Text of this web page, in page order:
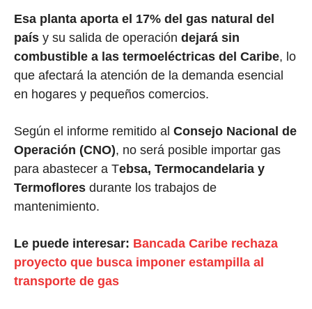
Esa planta aporta el 17% del gas natural del
país y su salida de operación dejará sin
combustible a las termoeléctricas del Caribe, lo
que afectará la atención de la demanda esencial
en hogares y pequeños comercios.
Según el informe remitido al Consejo Nacional de
Operación (CNO), no será posible importar gas
para abastecer a Tebsa, Termocandelaria y
Termoflores durante los trabajos de
mantenimiento.
Le puede interesar: Bancada Caribe rechaza
proyecto que busca imponer estampilla al
transporte de gas